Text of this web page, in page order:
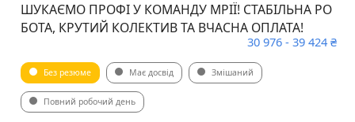
ШУКАЄМО ПРОФІ У КОМАНДУ МРІЇ! СТАБІЛЬНА РО
БОТА, КРУТИЙ КОЛЕКТИВ ТА ВЧАСНА ОПЛАТА!
30 976 - 39 424 ₴
Без резюме Має досвід Змішаний
Повний робочий день